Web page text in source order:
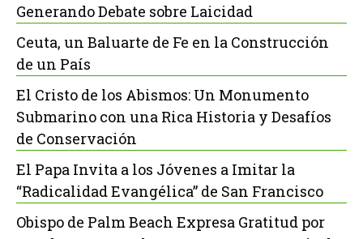
Generando Debate sobre Laicidad
Ceuta, un Baluarte de Fe en la Construcción
de un País
El Cristo de los Abismos: Un Monumento
Submarino con una Rica Historia y Desafíos
de Conservación
El Papa Invita a los Jóvenes a Imitar la
“Radicalidad Evangélica” de San Francisco
Obispo de Palm Beach Expresa Gratitud por